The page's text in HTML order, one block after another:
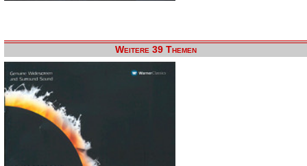
Weitere 39 Themen